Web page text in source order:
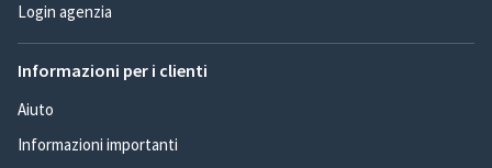
Login agenzia
Informazioni per i clienti
Aiuto
Informazioni importanti